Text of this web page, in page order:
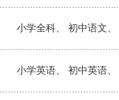
小学全科、 初中语文、
小学英语、 初中英语、